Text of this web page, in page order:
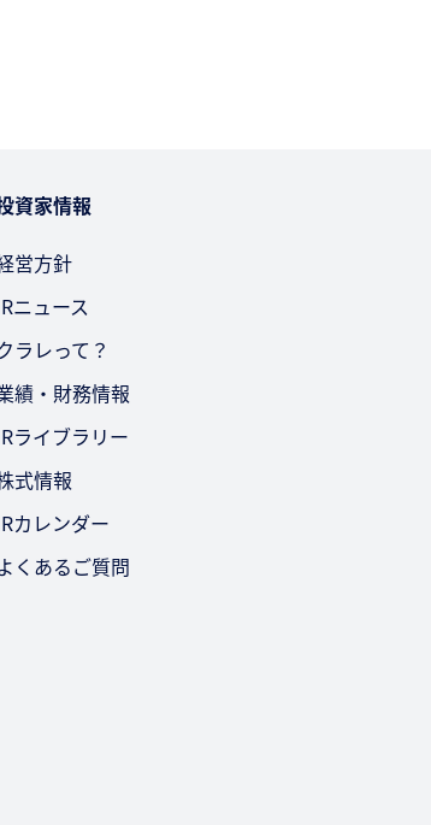
資家情報
営方針
ニュース
ラレって？
績・財務情報
ライブラリー
式情報
カレンダー
くあるご質問